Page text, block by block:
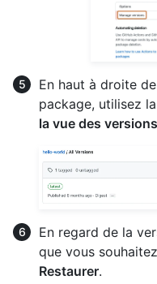
En haut à droite
package, utilisez
la vue des versions
En regard de la
que vous
Restaurer.